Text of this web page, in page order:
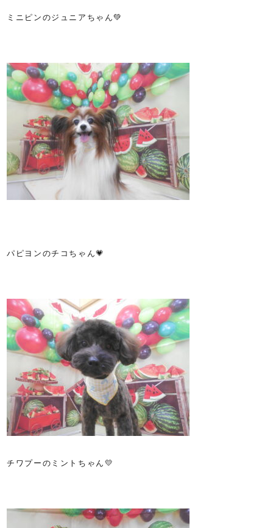
ミニピンのジュニアちゃん💚
パピヨンのチコちゃん💗
チワプーのミントちゃん💛